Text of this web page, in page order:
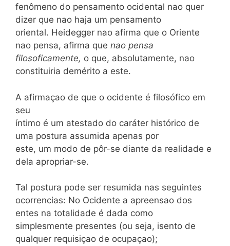
fenômeno do pensamento ocidental nao quer
dizer que nao haja um pensamento
oriental. Heidegger nao afirma que o Oriente
nao pensa, afirma que nao pensa
filosoficamente, o que, absolutamente, nao
constituiria demérito a este.
A afirmaçao de que o ocidente é filosófico em
seu
íntimo é um atestado do caráter histórico de
uma postura assumida apenas por
este, um modo de pôr-se diante da realidade e
dela apropriar-se.
Tal postura pode ser resumida nas seguintes
ocorrencias: No Ocidente a apreensao dos
entes na totalidade é dada como
simplesmente presentes (ou seja, isento de
qualquer requisiçao de ocupaçao);